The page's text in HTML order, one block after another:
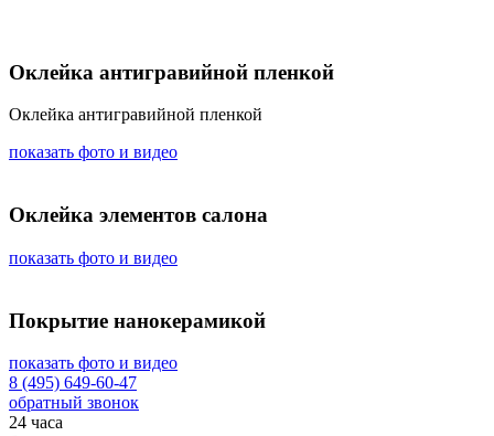
Оклейка антигравийной пленкой
Оклейка антигравийной пленкой
показать фото и видео
Оклейка элементов салона
показать фото и видео
Покрытие нанокерамикой
показать фото и видео
8 (495) 649-60-47
обратный звонок
24 часа